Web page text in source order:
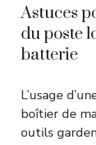
Astuces
du poste
batterie
L’usage
boîtier de
outils